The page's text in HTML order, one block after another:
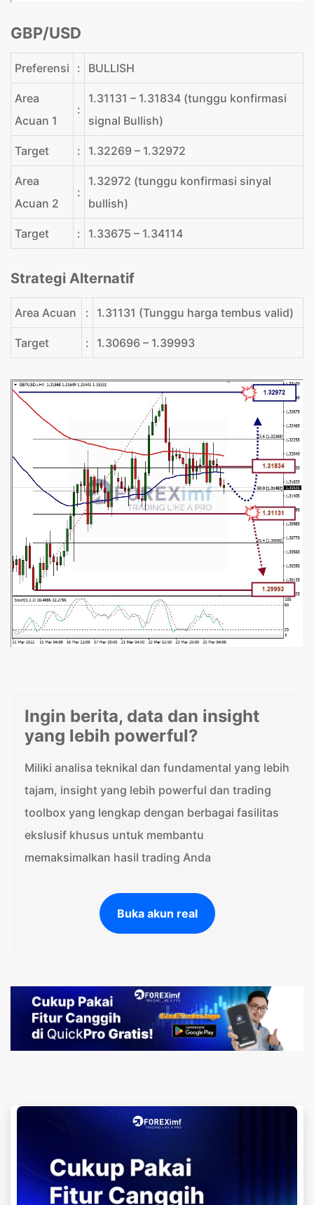
GBP/USD
Preferensi : BULLISH
Area
Acuan 1
:
1.31131 – 1.31834 (tunggu konfirmasi
signal Bullish)
Target : 1.32269 – 1.32972
Area
Acuan 2
:
1.32972 (tunggu konfirmasi sinyal
bullish)
Target : 1.33675 – 1.34114
Strategi Alternatif
Area Acuan : 1.31131 (Tunggu harga tembus valid)
Target : 1.30696 – 1.39993
Ingin berita, data dan insight
yang lebih powerful?
Miliki analisa teknikal dan fundamental yang lebih
tajam, insight yang lebih powerful dan trading
toolbox yang lengkap dengan berbagai fasilitas
ekslusif khusus untuk membantu
memaksimalkan hasil trading Anda
Buka akun real